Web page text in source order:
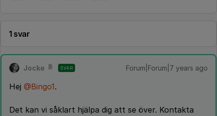
1 svar
Jocke SVAR Forum|Forum|7 years ago
Hej @Bingo1.
Det kan vi såklart hjälpa dig att se över. Kontakta